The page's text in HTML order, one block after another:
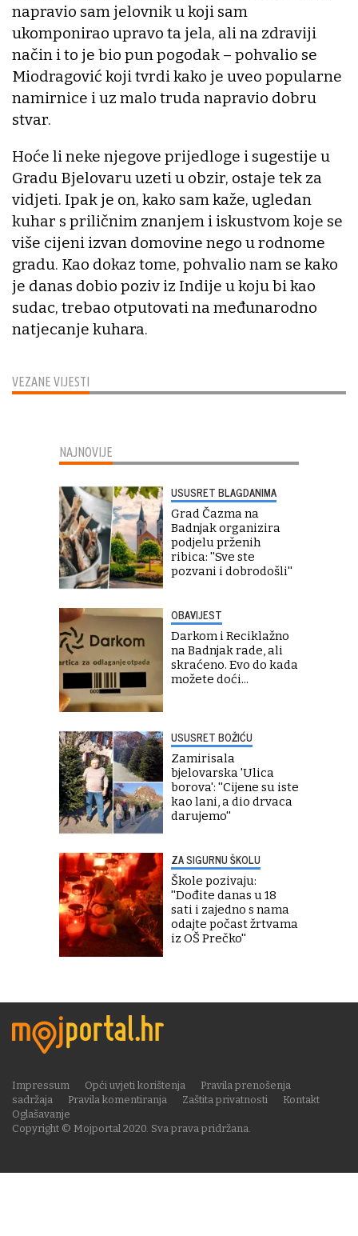
VEZANE VIJESTI
napravio sam jelovnik u koji sam
ukomponirao upravo ta jela, ali na zdraviji
način i to je bio pun pogodak – pohvalio se
Miodragović koji tvrdi kako je uveo popularne
namirnice i uz malo truda napravio dobru
stvar.
Hoće li neke njegove prijedloge i sugestije u
Gradu Bjelovaru uzeti u obzir, ostaje tek za
vidjeti. Ipak je on, kako sam kaže, ugledan
kuhar s priličnim znanjem i iskustvom koje se
više cijeni izvan domovine nego u rodnome
gradu. Kao dokaz tome, pohvalio nam se kako
je danas dobio poziv iz Indije u koju bi kao
sudac, trebao otputovati na međunarodno
natjecanje kuhara.
NAJNOVIJE
USUSRET BLAGDANIMA
Grad Čazma na
Badnjak organizira
podjelu prženih
ribica: ''Sve ste
pozvani i dobrodošli''
OBAVIJEST
Darkom i Reciklažno
na Badnjak rade, ali
skraćeno. Evo do kada
možete doći...
USUSRET BOŽIĆU
Zamirisala
bjelovarska 'Ulica
borova': ''Cijene su iste
kao lani, a dio drvaca
darujemo''
ZA SIGURNU ŠKOLU
Škole pozivaju:
''Dođite danas u 18
sati i zajedno s nama
odajte počast žrtvama
iz OŠ Prečko''
Copyright © Mojportal 2020. Sva prava pridržana.
Impressum Opći uvjeti korištenja
Pravila prenošenja
sadržaja
Pravila komentiranja Zaštita privatnosti
Kontakt
Oglašavanje